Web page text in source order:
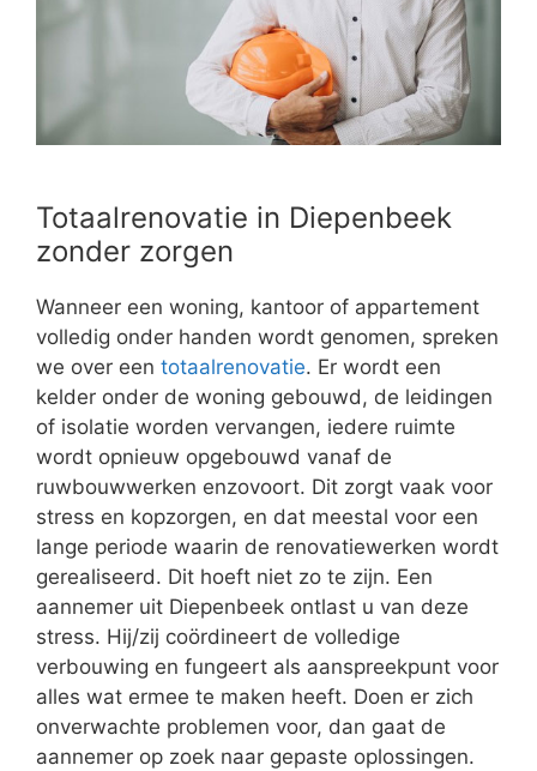
Totaalrenovatie in Diepenbeek
zonder zorgen
Wanneer een woning, kantoor of appartement
volledig onder handen wordt genomen, spreken
we over een totaalrenovatie. Er wordt een
kelder onder de woning gebouwd, de leidingen
of isolatie worden vervangen, iedere ruimte
wordt opnieuw opgebouwd vanaf de
ruwbouwwerken enzovoort. Dit zorgt vaak voor
stress en kopzorgen, en dat meestal voor een
lange periode waarin de renovatiewerken wordt
gerealiseerd. Dit hoeft niet zo te zijn. Een
aannemer uit Diepenbeek ontlast u van deze
stress. Hij/zij coördineert de volledige
verbouwing en fungeert als aanspreekpunt voor
alles wat ermee te maken heeft. Doen er zich
onverwachte problemen voor, dan gaat de
aannemer op zoek naar gepaste oplossingen.